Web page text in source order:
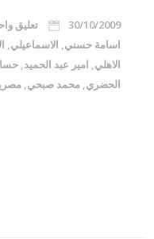
30/10/2009 تعليق
اسامة حسني, الاسماعيلي,
الاهلي, امير عبد الحميد,
الحضري,محمد صبحي,